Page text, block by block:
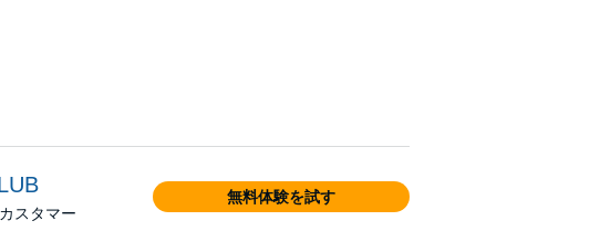
スタマー
無料体験を試す